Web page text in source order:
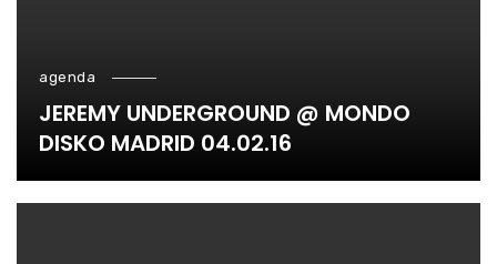
agenda
JEREMY UNDERGROUND @ MONDO
DISKO MADRID 04.02.16